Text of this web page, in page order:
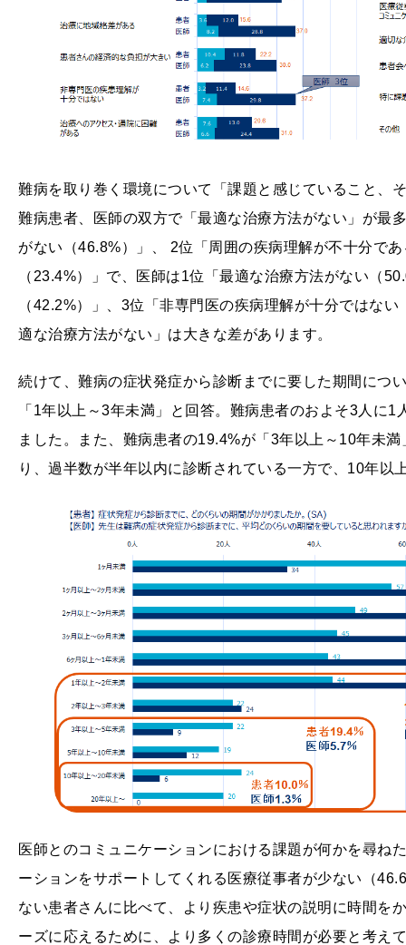
難病を取り巻く環境について「課題と感じていること、
難病患者、医師の双方で「最適な治療方法がない」が最
がない（46.8%）」、 2位「周囲の疾病理解が不十分で
（23.4%）」で、医師は1位「最適な治療方法がない（
（42.2%）」、3位「非専門医の疾病理解が十分ではな
適な治療方法がない」は大きな差があります。
続けて、難病の症状発症から診断までに要した期間につ
「1年以上～3年未満」と回答。難病患者のおよそ3人に
ました。また、難病患者の19.4%が「3年以上～10年未
り、過半数が半年以内に診断されている一方で、10年以
医師とのコミュニケーションにおける課題が何かを尋ね
ーションをサポートしてくれる医療従事者が少ない（
ない患者さんに比べて、より疾患や症状の説明に時間を
ーズに応えるために、より多くの診療時間が必要と考え